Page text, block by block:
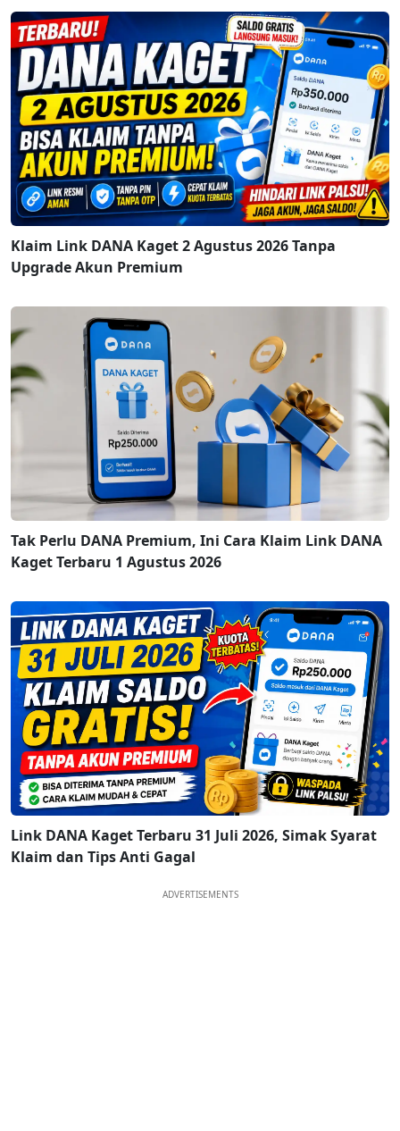
Klaim Link DANA Kaget 2 Agustus 2026 Tanpa
Upgrade Akun Premium
Tak Perlu DANA Premium, Ini Cara Klaim Link DANA
Kaget Terbaru 1 Agustus 2026
Link DANA Kaget Terbaru 31 Juli 2026, Simak Syarat
Klaim dan Tips Anti Gagal
ADVERTISEMENTS